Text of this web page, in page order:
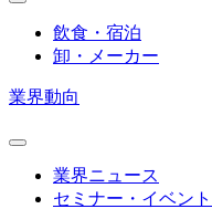
飲食・宿泊
卸・メーカー
業界動向
業界ニュース
セミナー・イベン